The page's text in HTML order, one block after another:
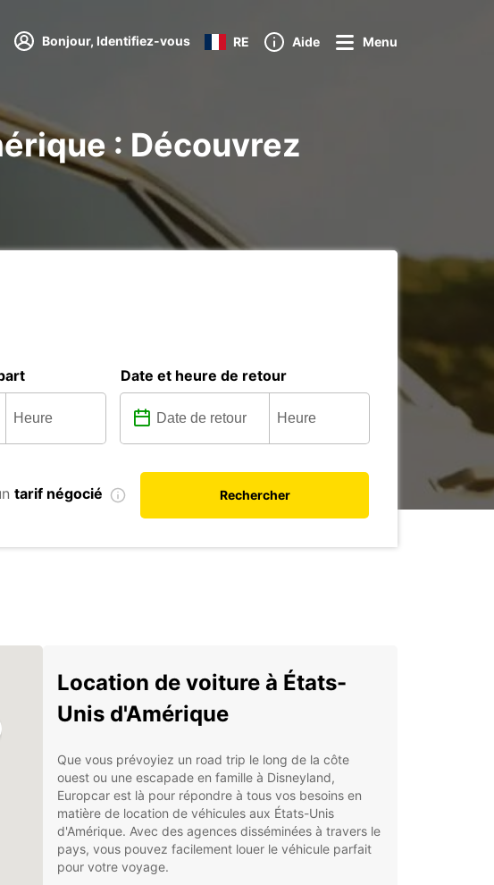
Bonjour, Identifiez-vous RE Aide Menu
: Découvrez
Date et heure de retour
tarif négocié Rechercher
Location de voiture à États-
Unis d'Amérique
Que vous prévoyiez un road trip le long de la côte
ouest ou une escapade en famille à Disneyland,
Europcar est là pour répondre à tous vos besoins en
matière de location de véhicules aux États-Unis
d'Amérique. Avec des agences disséminées à travers le
pays, vous pouvez facilement louer le véhicule parfait
pour votre voyage.